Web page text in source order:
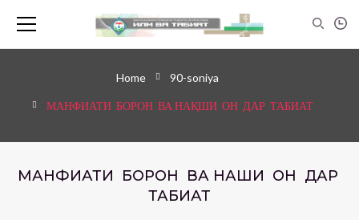
Home 90-soniya
МАНФИАТИ БОРОН ВА НАҚШИ ОН ДАР ТАБИАТ
МАНФИАТИ БОРОН ВА НАҚШИ ОН ДАР
ТАБИАТ